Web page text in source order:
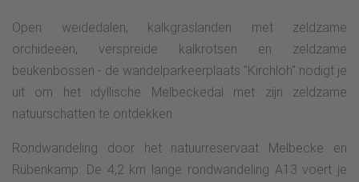
Open weidedalen, kalkgraslanden met zeldzame
orchideeën, verspreide kalkrotsen en zeldzame
beukenbossen - de wandelparkeerplaats "Kirchloh" nodigt je
uit om het idyllische Melbeckedal met zijn zeldzame
natuurschatten te ontdekken.
Rondwandeling door het natuurreservaat Melbecke en
Rübenkamp: De 4,2 km lange rondwandeling A13 voert je